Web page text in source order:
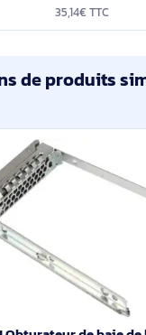
35,14€ TTC
de produits